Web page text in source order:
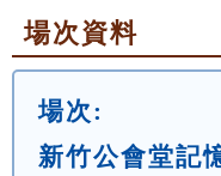
場次資料
場次:
新竹公會堂記